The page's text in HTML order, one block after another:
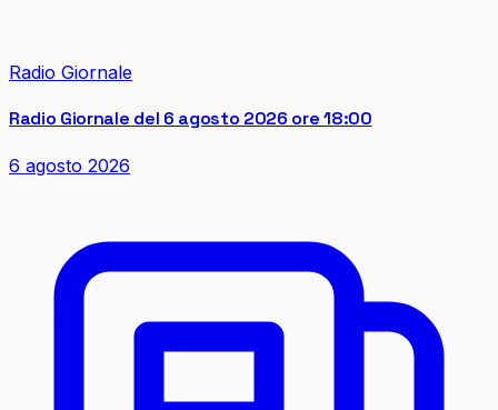
Radio Giornale
Radio Giornale del 6 agosto 2026 ore 18:00
6 agosto 2026